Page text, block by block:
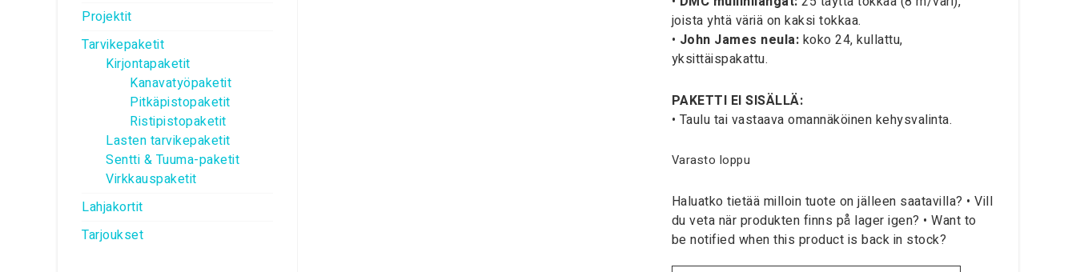
joista yhtä väriä on kaksi tokkaa.
• John James neula: koko 24, kullattu,
yksittäispakattu.
PAKETTI EI SISÄLLÄ:
• Taulu tai vastaava omannäköinen kehysvalinta.
Varasto loppu
Haluatko tietää milloin tuote on jälleen saatavilla? • Vill
du veta när produkten finns på lager igen? • Want to
be notified when this product is back in stock?
Projektit
Tarvikepaketit
Kirjontapaketit
Kanavatyöpaketit
Pitkäpistopaketit
Ristipistopaketit
Lasten tarvikepaketit
Sentti & Tuuma-paketit
Virkkauspaketit
Lahjakortit
Tarjoukset